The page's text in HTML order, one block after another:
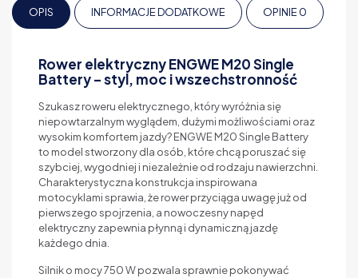
OPIS INFORMACJE DODATKOWE OPINIE0
Rower elektryczny ENGWE M20 Single
Battery – styl, moc i wszechstronność
Szukasz roweru elektrycznego, który wyróżnia się
niepowtarzalnym wyglądem, dużymi możliwościami oraz
wysokim komfortem jazdy? ENGWE M20 Single Battery
to model stworzony dla osób, które chcą poruszać się
szybciej, wygodniej i niezależnie od rodzaju nawierzchni.
Charakterystyczna konstrukcja inspirowana
motocyklami sprawia, że rower przyciąga uwagę już od
pierwszego spojrzenia, a nowoczesny napęd
elektryczny zapewnia płynną i dynamiczną jazdę
każdego dnia.
Silnik o mocy 750 W pozwala sprawnie pokonywać